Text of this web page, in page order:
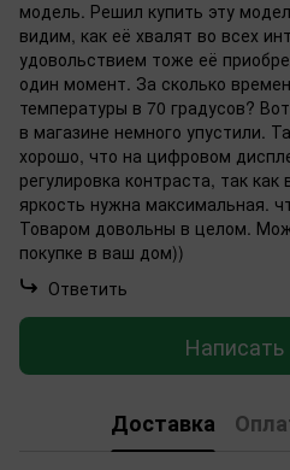
модель. Решил купить эту
видим, как её хвалят во всех
удовольствием тоже её
один момент. За сколько
температуры в 70 градусов?
в магазине немного упустили.
хорошо, что на цифровом
регулировка контраста, так
яркость нужна максимальная.
Товаром довольны в целом.
покупке в ваш дом))
Ответить
Доставка